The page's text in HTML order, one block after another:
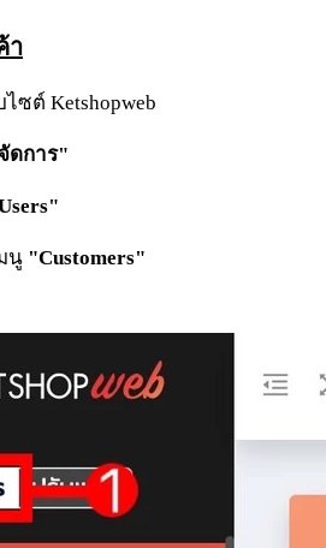
า
ซต์ Ketshopweb
ดการ"
นู "Customers"